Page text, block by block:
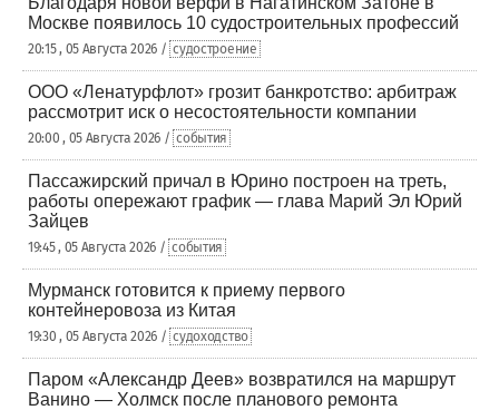
Москве появилось 10 судостроительных профессий
20:15 , 05 Августа 2026 / судостроение
ООО «Ленатурфлот» грозит банкротство: арбитраж
рассмотрит иск о несостоятельности компании
20:00 , 05 Августа 2026 / события
Пассажирский причал в Юрино построен на треть,
работы опережают график — глава Марий Эл Юрий
Зайцев
19:45 , 05 Августа 2026 / события
Мурманск готовится к приему первого
контейнеровоза из Китая
19:30 , 05 Августа 2026 / судоходство
Паром «Александр Деев» возвратился на маршрут
Ванино — Холмск после планового ремонта